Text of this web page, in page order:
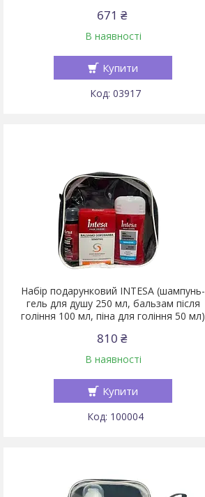
671 ₴
В наявності
Купити
03917
Набір подарунковий INTESA (шампунь-
гель для душу 250 мл, бальзам після
гоління 100 мл, піна для гоління 50 мл)
810 ₴
В наявності
Купити
100004